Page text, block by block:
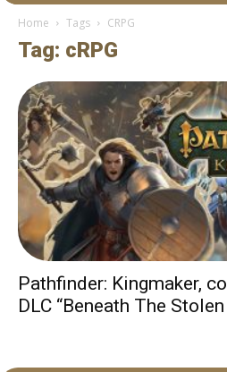
Home Tags CRPG
Tag: cRPG
Pathfinder: Kingmaker,
DLC “Beneath The